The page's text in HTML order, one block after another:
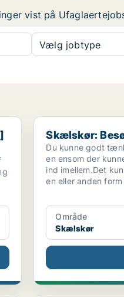
vist på
Vælg jobtype
Skælskør:
Skælskør:
Du kunne godt
en ensom der
ind imellem.Det
en eller anden
Område
Skælskør